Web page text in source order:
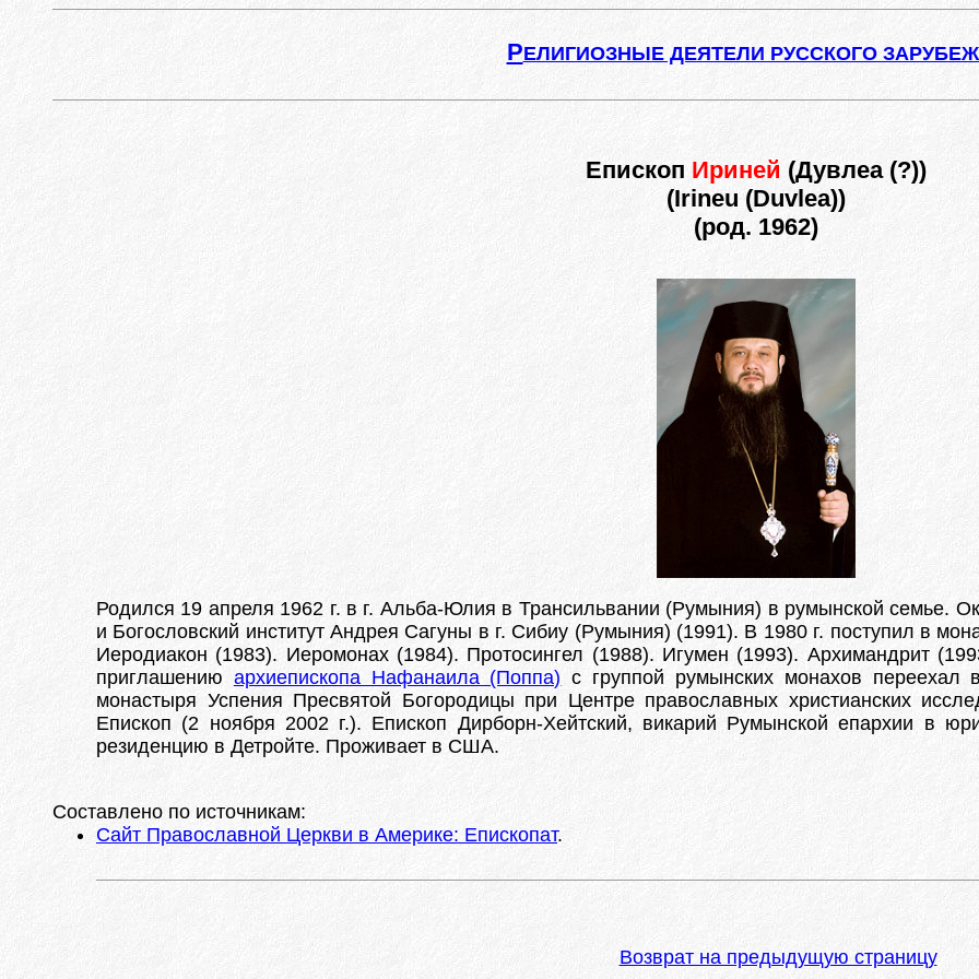
РЕЛИГИОЗНЫЕ ДЕЯТЕЛИ РУССКОГО
Епископ Ириней (Дувлеа (?))
(Irineu (Duvlea))
(род. 1962)
Родился 19 апреля 1962 г. в г. Альба-Юлия в Трансильвании (Румыния) в румынской семье.
и Богословский институт Андрея Сагуны в г. Сибиу (Румыния) (1991). В 1980 г. поступил в
Иеродиакон (1983). Иеромонах (1984). Протосингел (1988). Игумен (1993). Архимандрит
приглашению архиепископа Нафанаила (Поппа) с группой румынских монахов
монастыря Успения Пресвятой Богородицы при Центре православных христианских
Епископ (2 ноября 2002 г.). Епископ Дирборн-Хейтский, викарий Румынской епархии в
резиденцию в Детройте. Проживает в США.
Составлено по источникам:
Сайт Православной Церкви в Америке: Епископат.
Возврат на предыдущую страницу